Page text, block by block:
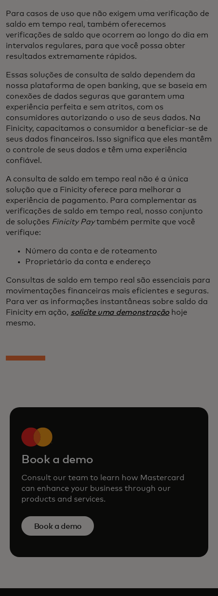
Para casos de uso que não exigem uma verificação de
saldo em tempo real, também oferecemos
verificações de saldo que ocorrem ao longo do dia em
intervalos regulares, para que você possa obter
resultados extremamente rápidos.
Essas soluções de consulta de saldo dependem da
nossa plataforma de open banking, que se baseia em
conexões de dados seguras que garantem uma
experiência perfeita e sem atritos, com os
consumidores autorizando o uso de seus dados. Na
Finicity, capacitamos o consumidor a beneficiar-se de
seus dados financeiros. Isso significa que eles mantêm
o controle de seus dados e têm uma experiência
confiável.
A consulta de saldo em tempo real não é a única
solução que a Finicity oferece para melhorar a
experiência de pagamento. Para complementar as
verificações de saldo em tempo real, nosso conjunto
de soluções Finicity Paytambém permite que você
verifique:
Número da conta e de roteamento
Proprietário da conta e endereço
Consultas de saldo em tempo real são essenciais para
movimentações financeiras mais eficientes e seguras.
Para ver as informações instantâneas sobre saldo da
Finicity em ação, solicite uma demonstração hoje
mesmo.
Book a demo
Consult our team to learn how Mastercard
can enhance your business through our
products and services.
Book a demo